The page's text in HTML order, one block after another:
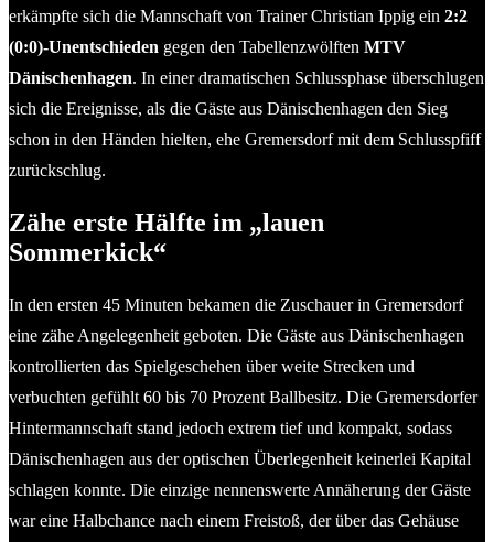
erkämpfte sich die Mannschaft von Trainer Christian Ippig ein 2:2
(0:0)-Unentschieden gegen den Tabellenzwölften MTV
Dänischenhagen. In einer dramatischen Schlussphase überschlugen
sich die Ereignisse, als die Gäste aus Dänischenhagen den Sieg
schon in den Händen hielten, ehe Gremersdorf mit dem Schlusspfiff
zurückschlug.
Zähe erste Hälfte im „lauen
Sommerkick“
In den ersten 45 Minuten bekamen die Zuschauer in Gremersdorf
eine zähe Angelegenheit geboten. Die Gäste aus Dänischenhagen
kontrollierten das Spielgeschehen über weite Strecken und
verbuchten gefühlt 60 bis 70 Prozent Ballbesitz. Die Gremersdorfer
Hintermannschaft stand jedoch extrem tief und kompakt, sodass
Dänischenhagen aus der optischen Überlegenheit keinerlei Kapital
schlagen konnte. Die einzige nennenswerte Annäherung der Gäste
war eine Halbchance nach einem Freistoß, der über das Gehäuse